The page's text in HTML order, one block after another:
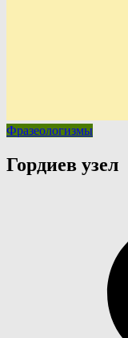
Фразеологизмы
Гордиев узел